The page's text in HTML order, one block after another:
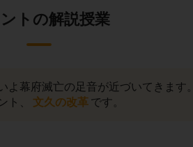
トの解説授業
よ幕府滅亡の足音が近づいてきます。
ト、
文久の改革 です。